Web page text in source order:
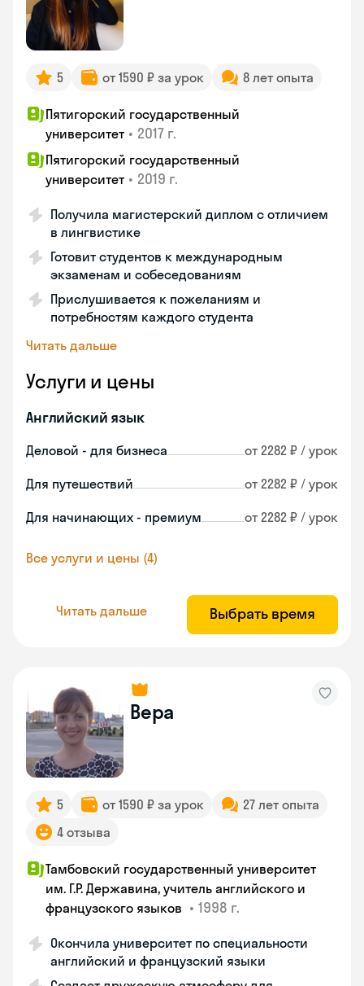
5 от 1590 ₽ за урок 8 лет опыта
Пятигорский государственный
университет • 2017 г.
Пятигорский государственный
университет • 2019 г.
Получила магистерский диплом с отличием
в лингвистике
Готовит студентов к международным
экзаменам и собеседованиям
Прислушивается к пожеланиям и
потребностям каждого студента
Читать дальше
Услуги и цены
Английский язык
Деловой - для бизнеса от 2282 ₽ / урок
Для путешествий от 2282 ₽ / урок
Для начинающих - премиум от 2282 ₽ / урок
Все услуги и цены (4)
Читать дальше Выбрать время
Вера
5 от 1590 ₽ за урок
27 лет опыта
4 отзыва
Тамбовский государственный университет
им. Г.Р. Державина, учитель английского и
французского языков • 1998 г.
Окончила университет по специальности
английский и французский языки